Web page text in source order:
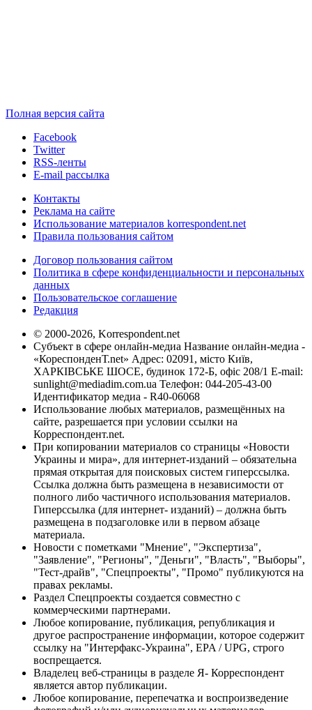
Полная версия сайта
Facebook
Twitter
RSS-ленты
E-mail рассылка
Контакты
Реклама на сайте
Использование материалов korrespondent.net
Правила пользования сайтом
Договор пользования сайтом
Политика в сфере конфиденциальности и персональных
данных
Пользовательское соглашение
Редакция
© 2000-2026, Korrespondent.net
Субъект в сфере онлайн-медиа Название онлайн-медиа -
«КореспонденТ.net» Адрес: 02091, місто Київ,
ХАРКІВСЬКЕ ШОСЕ, будинок 172-Б, офіс 208/1 E-mail:
sunlight@mediadim.com.ua Телефон: 044-205-43-00
Идентификатор медиа - R40-06068
Использование любых материалов, размещённых на
сайте, разрешается при условии ссылки на
Корреспондент.net.
При копировании материалов со страницы «Новости
Украины и мира», для интернет-изданий – обязательна
прямая открытая для поисковых систем гиперссылка.
Ссылка должна быть размещена в независимости от
полного либо частичного использования материалов.
Гиперссылка (для интернет- изданий) – должна быть
размещена в подзаголовке или в первом абзаце
материала.
Новости с пометками "Мнение", "Экспертиза",
"Заявление", "Регионы", "Деньги", "Власть", "Выборы",
"Тест-драйв", "Спецпроекты", "Промо" публикуются на
правах рекламы.
Раздел Спецпроекты создается совместно с
коммерческими партнерами.
Любое копирование, публикация, републикация и
другое распространение информации, которое содержит
ссылку на "Интерфакс-Украина", EPA / UPG, строго
воспрещается.
Владелец веб-страницы в разделе Я- Корреспондент
является автор публикации.
Любое копирование, перепечатка и воспроизведение